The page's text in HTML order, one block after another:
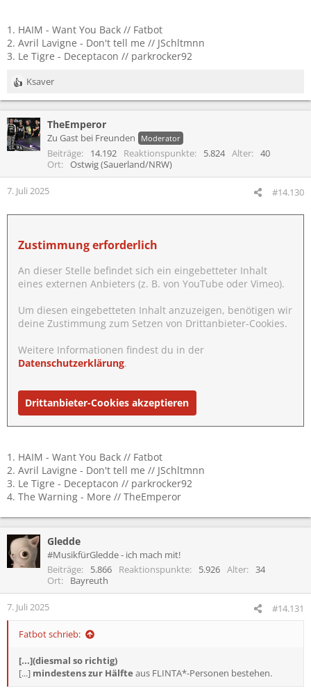
1. HAIM - Want You Back // Fatbot
2. Avril Lavigne - Don't tell me // JSchltmnn
3. Le Tigre - Deceptacon // parkrocker92
R
e
k
t
i
n
n
:
Ksaver
TheEmperor
Zu Gast bei Freunden Moderator
Beiträge 14.192 Reaktionspunkte 5.824 Alter
40
Ort
Ostwig (Sauerland/NRW)
7. Juli 2025 #14.130
Zustimmung erforderlich
An dieser Stelle befindet sich ein eingebetteter Inhalt
eines externen Anbieters (z. B. von YouTube oder Vimeo).
Um diesen eingebetteten Inhalt anzuzeigen, benötigen wir
deine Zustimmung zum Setzen von Drittanbieter-Cookies.
Weitere Informationen findest du in der
Datenschutzerklärung.
Drittanbieter-Cookies akzeptieren
1. HAIM - Want You Back // Fatbot
2. Avril Lavigne - Don't tell me // JSchltmnn
3. Le Tigre - Deceptacon // parkrocker92
4. The Warning - More // TheEmperor
Gledde
#MusikfürGledde - ich mach mit!
Beiträge
5.866 Reaktionspunkte 5.926 Alter
34
Ort
Bayreuth
7. Juli 2025 #14.131
Fatbot schrieb:
[...](diesmal so richtig)
[...] mindestens zur Hälfte aus FLINTA*-Personen bestehen.